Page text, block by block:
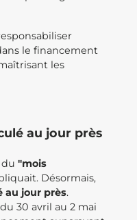
le financement
les
au jour près
du "mois
Désormais,
au jour près.
30 avril au 2 mai